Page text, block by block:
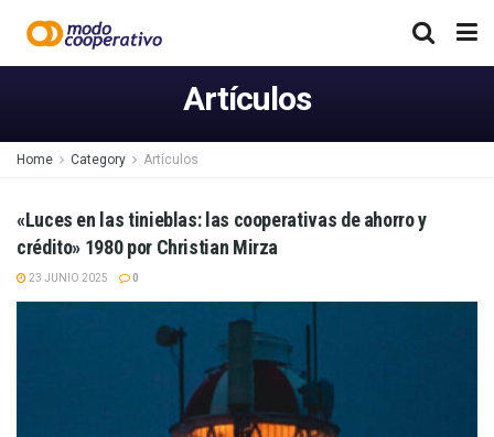
Artículos
Home Category Artículos
«Luces en las tinieblas: las cooperativas de ahorro y
crédito» 1980 por Christian Mirza
23 JUNIO 2025 0